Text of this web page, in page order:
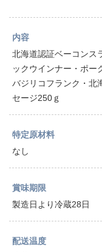
内容
北海道認証ベーコンス
ックウインナー・ポー
バジリコフランク・北
セージ250ｇ
特定原材料
なし
賞味期限
製造日より冷蔵28日
配送温度